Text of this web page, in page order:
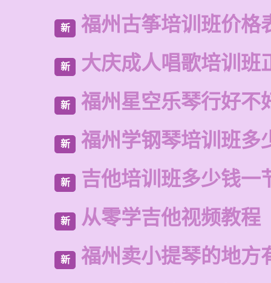
新 福州古筝培训班价格
新 大庆成人唱歌培训班
新 福州星空乐琴行好不
新 福州学钢琴培训班多
新 吉他培训班多少钱一
新 从零学吉他视频教程
新 福州卖小提琴的地方